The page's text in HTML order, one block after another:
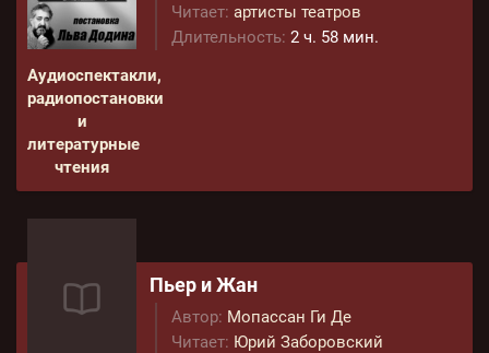
Аудиоспектакли,
радиопостановки
и
литературные
чтения
Читает: артисты театров
Длительность: 2 ч. 58 мин.
Пьер и Жан
Автор: Мопассан Ги Де
Читает: Юрий Заборовский